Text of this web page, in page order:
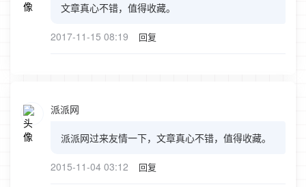
文章真心不错，值得收藏。
2017-11-15 08:19 回复
派派网
派派网过来友情一下，文章真心不错，值得收藏。
2015-11-04 03:12 回复